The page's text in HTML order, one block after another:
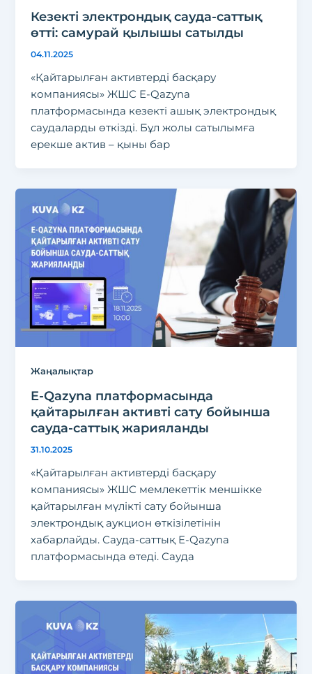
Кезекті электрондық сауда-саттық
өтті: самурай қылышы сатылды
04.11.2025
«Қайтарылған активтерді басқару
компаниясы» ЖШС E-Qazyna
платформасында кезекті ашық электрондық
саудаларды өткізді. Бұл жолы сатылымға
ерекше актив – қыны бар
Жаңалықтар
E-Qazyna платформасында
қайтарылған активті сату бойынша
сауда-саттық жарияланды
31.10.2025
«Қайтарылған активтерді басқару
компаниясы» ЖШС мемлекеттік меншікке
қайтарылған мүлікті сату бойынша
электрондық аукцион өткізілетінін
хабарлайды. Сауда-саттық E-Qazyna
платформасында өтеді. Сауда